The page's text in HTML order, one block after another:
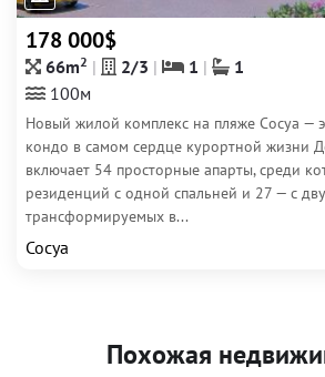
178 000$
66m2 2/3 1
1
100м
Новый жилой комплекс на пляже Сосуа —
кондо в самом сердце курортной жизни
включает 54 просторные апарты, среди
резиденций с одной спальней и 27 — с
трансформируемых в...
Сосуа
Похожая